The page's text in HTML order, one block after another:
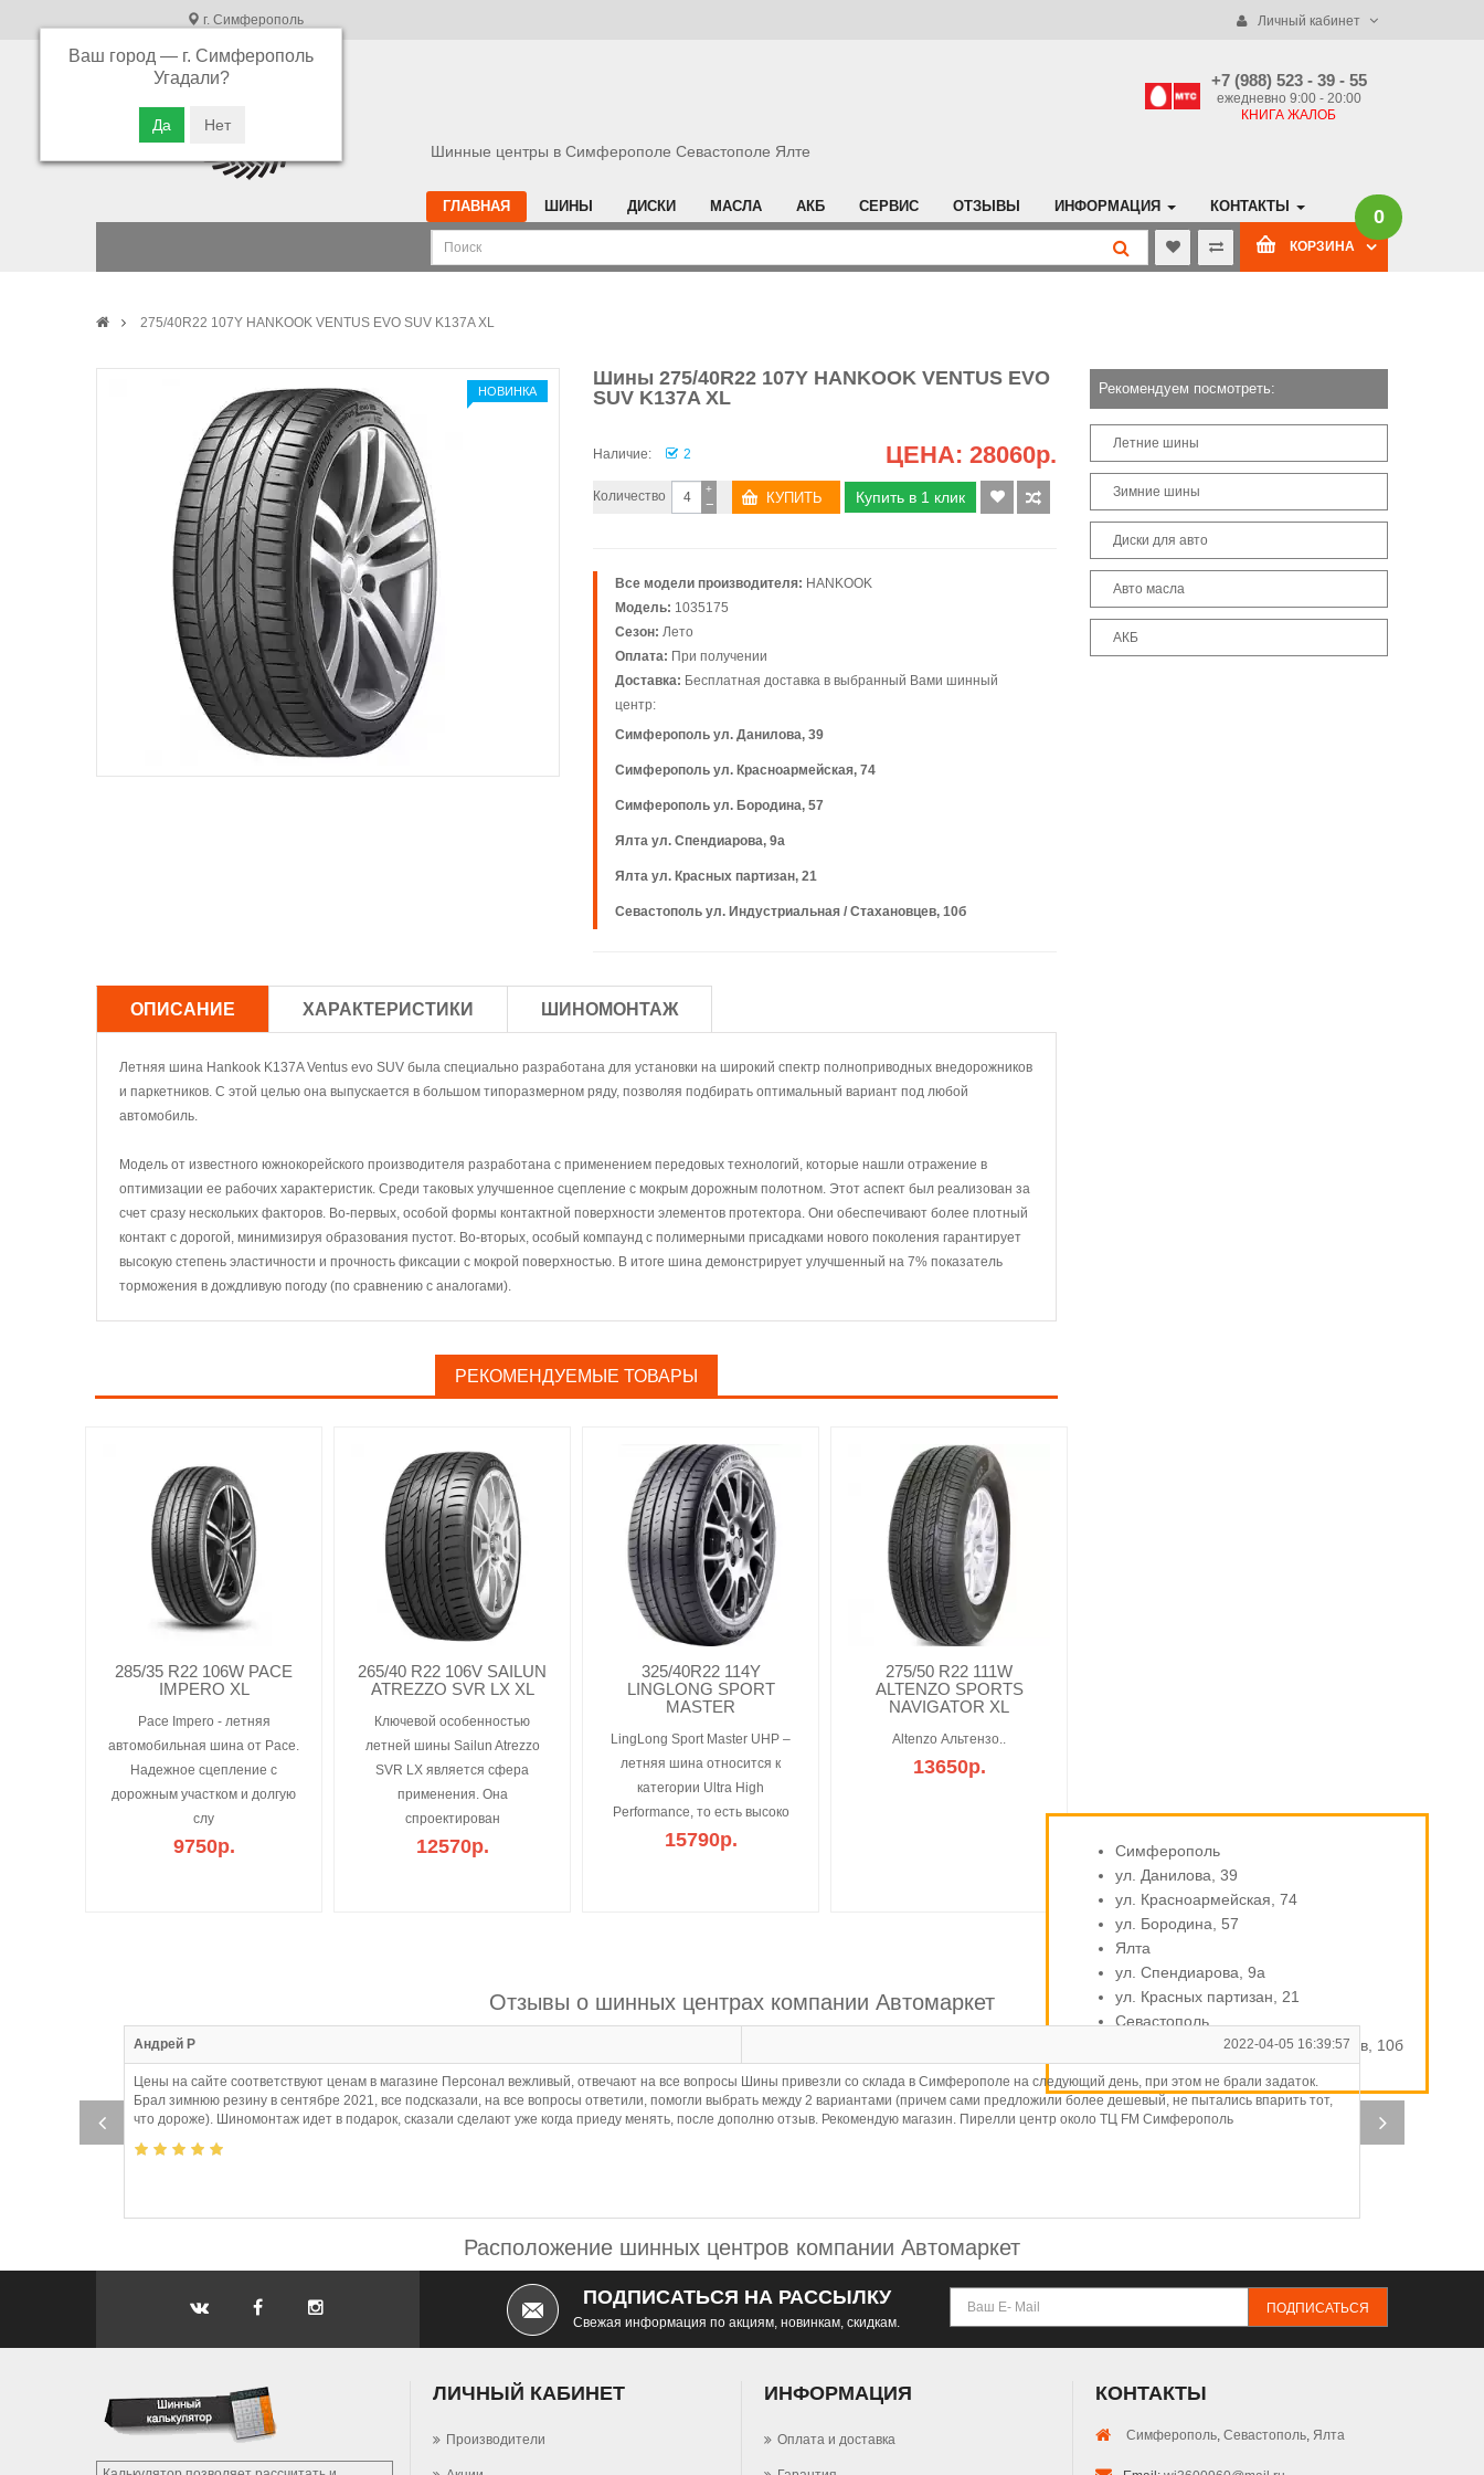
г. Симферополь
Ваш город — г. Симферополь
Угадали?
В связи с высокой загрузкой операторов
Приносим свои извинения
Личный кабинет
Шинные центры в Симферополе Севастополе Ялте
+7 (988) 523 - 39 - 55
ежедневно 9:00 - 20:00
КНИГА ЖАЛОБ
ГЛАВНАЯ ШИНЫ ДИСКИ МАСЛА АКБ СЕРВИС ОТЗЫВЫ ИНФОРМАЦИЯ КОНТАКТЫ
КОРЗИНА
0
275/40R22 107Y HANKOOK VENTUS EVO SUV K137A XL
НОВИНКА
Шины 275/40R22 107Y HANKOOK VENTUS EVO
SUV K137A XL
Наличие: 2 ЦЕНА: 28060р.
Количество −
+ Купить в 1 клик
Все модели производителя: HANKOOK
Модель: 1035175
Сезон: Лето
Оплата: При получении
Доставка: Бесплатная доставка в выбранный Вами шинный
центр:
Симферополь ул. Данилова, 39
Симферополь ул. Красноармейская, 74
Симферополь ул. Бородина, 57
Ялта ул. Спендиарова, 9а
Ялта ул. Красных партизан, 21
Севастополь ул. Индустриальная / Стахановцев, 10б
ОПИСАНИЕ ХАРАКТЕРИСТИКИ ШИНОМОНТАЖ
Летняя шина Hankook K137A Ventus evo SUV была специально разработана для установки на широкий спектр полноприводных внедорожников
и паркетников. С этой целью она выпускается в большом типоразмерном ряду, позволяя подбирать оптимальный вариант под любой
автомобиль.
Модель от известного южнокорейского производителя разработана с применением передовых технологий, которые нашли отражение в
оптимизации ее рабочих характеристик. Среди таковых улучшенное сцепление с мокрым дорожным полотном. Этот аспект был реализован за
счет сразу нескольких факторов. Во-первых, особой формы контактной поверхности элементов протектора. Они обеспечивают более плотный
контакт с дорогой, минимизируя образования пустот. Во-вторых, особый компаунд с полимерными присадками нового поколения гарантирует
высокую степень эластичности и прочность фиксации с мокрой поверхностью. В итоге шина демонстрирует улучшенный на 7% показатель
торможения в дождливую погоду (по сравнению с аналогами).
РЕКОМЕНДУЕМЫЕ ТОВАРЫ
285/35 R22 106W PACE
IMPERO XL
Pace Impero - летняя
автомобильная шина от Pace.
Надежное сцепление с
дорожным участком и долгую
слу
9750р.
265/40 R22 106V SAILUN
ATREZZO SVR LX XL
Ключевой особенностью
летней шины Sailun Atrezzo
SVR LX является сфера
применения. Она
спроектирован
12570р.
325/40R22 114Y
LINGLONG SPORT
MASTER
LingLong Sport Master UHP –
летняя шина относится к
категории Ultra High
Performance, то есть высоко
15790р.
275/50 R22 111W
ALTENZO SPORTS
NAVIGATOR XL
Altenzo Альтензо..
13650р.
Рекомендуем посмотреть:
Летние шины
Зимние шины
Диски для авто
Авто масла
АКБ
Отзывы о шинных центрах компании Автомаркет
Андрей Р 2022-04-05 16:39:57
Цены на сайте соответствуют ценам в магазине Персонал вежливый, отвечают на все вопросы Шины привезли со склада в Симферополе на следующий день, при этом не брали задаток.
Брал зимнюю резину в сентябре 2021, все подсказали, на все вопросы ответили, помогли выбрать между 2 вариантами (причем сами предложили более дешевый, не пытались впарить тот,
что дороже). Шиномонтаж идет в подарок, сказали сделают уже когда приеду менять, после дополню отзыв. Рекомендую магазин. Пирелли центр около ТЦ FM Симферополь
Расположение шинных центров компании Автомаркет
Симферополь
ул. Данилова, 39
ул. Красноармейская, 74
ул. Бородина, 57
Ялта
ул. Спендиарова, 9а
ул. Красных партизан, 21
Севастополь
ул. Индустриальная / Стахановцев, 10б
ПОДПИСАТЬСЯ НА РАССЫЛКУ
Свежая информация по акциям, новинкам, скидкам.
ПОДПИСАТЬСЯ
ЛИЧНЫЙ КАБИНЕТ
Производители
ИНФОРМАЦИЯ
Оплата и доставка
КОНТАКТЫ
Симферополь, Севастополь, Ялта